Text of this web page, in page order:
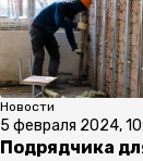
Новости
5 февраля 2024,
Подрядчика